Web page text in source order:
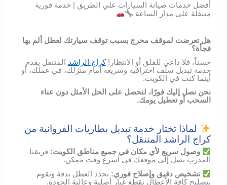
أفضل خدمات صيانة السيارات علي الطريق | خدمة فورية
متنقلة على مدار الساعة
هل تعرضت لموقف محرج بسبب توقف سيارتك لعطل ألم بها
فجأة؟
حسناً، فلا داعي للقلق أو الانتظار!كراج الراشد المتنقل يقدم
خدمة تبديل سلف احترافية وسريعة أمام منزلك، في عملك، أو
أينما كنت في الكويت.
نحن نصل إليك فورًا، لتحصل على الحل الأمثل دون عناء
السحب أو تعطيل يومك.
لماذا تختار خدمة تبديل بطاريات الفروانية من
كراج الراشد المتنقل؟
وصول سريع لأي مكان في جميع مناطق الكويت: فريقنا
المدرب يصل إلى موقعك في أسرع وقت ممكن.
تشخيص دقيق وإصلاح فوري: نحدد العطل بدقة ونقوم
بتصليح كافة الأعطال بقطع غيار أصلية وعالية الجودة.